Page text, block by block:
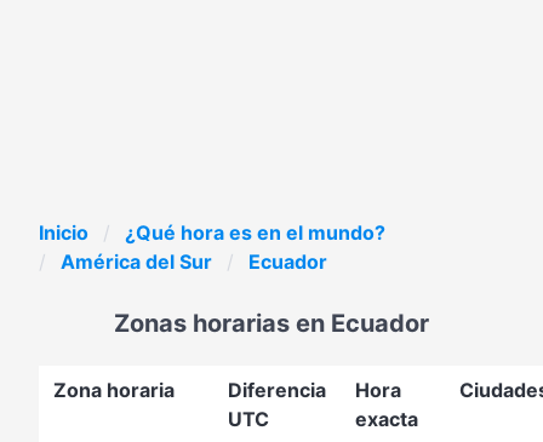
Inicio
¿Qué hora es en el mundo?
América del Sur
Ecuador
Zonas horarias en Ecuador
Zona horaria
Diferencia
UTC
Hora
exacta